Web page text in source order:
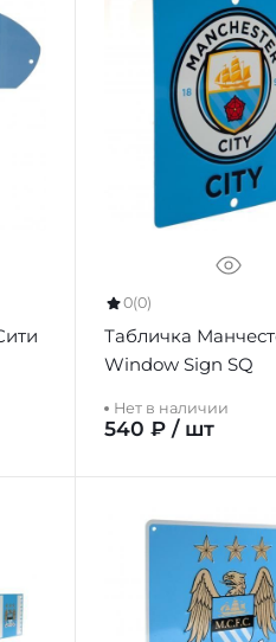
0(0)
Табличка
Window Sign SQ
Нет в наличии
540 ₽ / шт